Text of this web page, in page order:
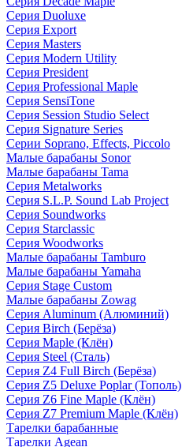
Серия Duoluxe
Серия Export
Серия Masters
Серия Modern Utility
Серия President
Серия Professional Maple
Серия SensiTone
Серия Session Studio Select
Серия Signature Series
Серии Soprano, Effects, Piccolo
Малые барабаны Sonor
Малые барабаны Tama
Серия Metalworks
Серия S.L.P. Sound Lab Project
Серия Soundworks
Серия Starclassic
Серия Woodworks
Малые барабаны Tamburo
Малые барабаны Yamaha
Серия Stage Custom
Малые барабаны Zowag
Серия Aluminum (Алюминий)
Серия Birch (Берёза)
Серия Maple (Клён)
Серия Steel (Сталь)
Серия Z4 Full Birch (Берёза)
Серия Z5 Deluxe Poplar (Тополь)
Серия Z6 Fine Maple (Клён)
Серия Z7 Premium Maple (Клён)
Тарелки барабанные
Тарелки Agean